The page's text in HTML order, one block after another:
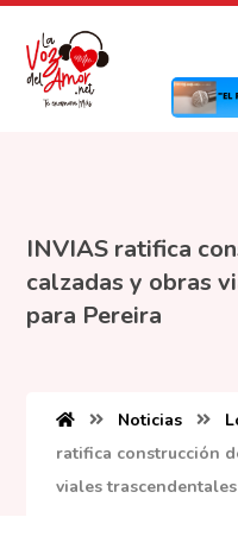
INVIAS ratifica
calzadas y obras
para Pereira
Noticias
ratifica construcción
viales